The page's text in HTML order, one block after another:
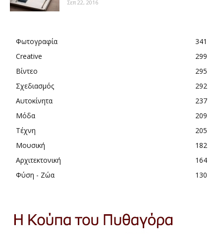
Σεπ 22, 2016
Φωτογραφία
341
Creative
299
Βίντεο
295
Σχεδιασμός
292
Αυτοκίνητα
237
Μόδα
209
Τέχνη
205
Μουσική
182
Αρχιτεκτονική
164
Φύση - Ζώα
130